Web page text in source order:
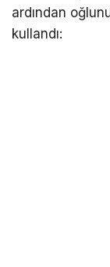
ardından
kullandı: